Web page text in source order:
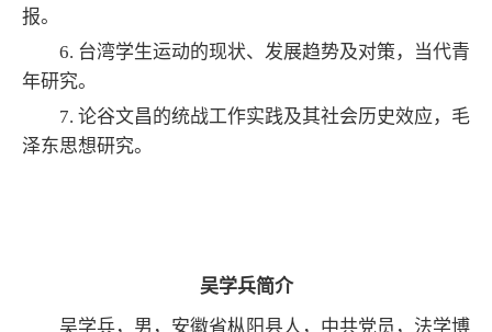
报。
6. 台湾学生运动的现状、发展趋势及对策，当代青
年研究。
7. 论谷文昌的统战工作实践及其社会历史效应，毛
泽东思想研究。
吴学兵简介
吴学兵，男，安徽省枞阳县人，中共党员，法学博